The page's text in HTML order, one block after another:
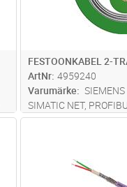
FESTOONKABEL 2-
ArtNr 4959240
Varumärke
SIEMENS
SIMATIC NET,
FESTOONED
leveranslängd: 1000
...läs mer